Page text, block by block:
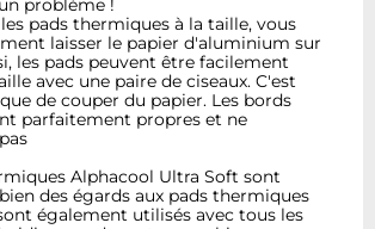
problème !
pads thermiques à la taille, vous
laisser le papier d'aluminium sur
les pads peuvent être facilement
avec une paire de ciseaux. C'est
de couper du papier. Les bords
parfaitement propres et ne
Alphacool Ultra Soft sont
des égards aux pads thermiques
également utilisés avec tous les